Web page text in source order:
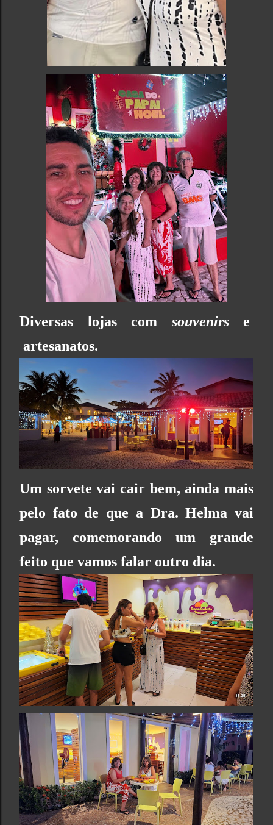
Diversas lojas com souvenirs e
artesanatos.
Um sorvete vai cair bem, ainda mais
pelo fato de que a Dra. Helma vai
pagar, comemorando um grande
feito que vamos falar outro dia.